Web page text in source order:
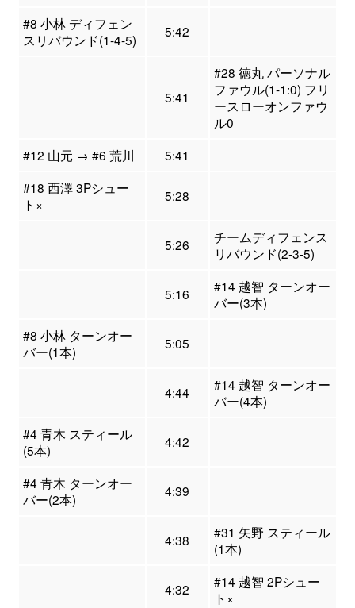
#8 小林 ディフェン
スリバウンド(1-4-5)
5:42
5:41
#28 徳丸 パーソナル
ファウル(1-1:0) フリ
ースローオンファウ
ル0
#12 山元 → #6 荒川
5:41
#18 西澤 3Pシュー
ト×
5:28
5:26
チームディフェンス
リバウンド(2-3-5)
5:16
#14 越智 ターンオー
バー(3本)
#8 小林 ターンオー
バー(1本)
5:05
4:44
#14 越智 ターンオー
バー(4本)
#4 青木 スティール
(5本)
4:42
#4 青木 ターンオー
バー(2本)
4:39
4:38
#31 矢野 スティール
(1本)
4:32
#14 越智 2Pシュー
ト×